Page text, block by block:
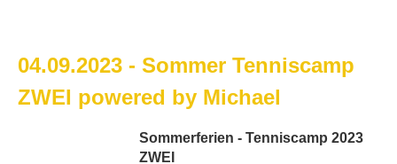
04.09.2023 - Sommer Tenniscamp
ZWEI powered by Michael
Sommerferien - Tenniscamp 2023
ZWEI